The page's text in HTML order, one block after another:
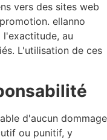
vers des sites web
ellanno
au
L'utilisation de ces
d'aucun dommage
ou punitif, y